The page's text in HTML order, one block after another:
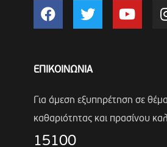
ΕΠΙΚΟΙΝΩΝΙΑ
Για άμεση εξυπηρέτηση σε
καθαριότητας και πρασίνου
15100